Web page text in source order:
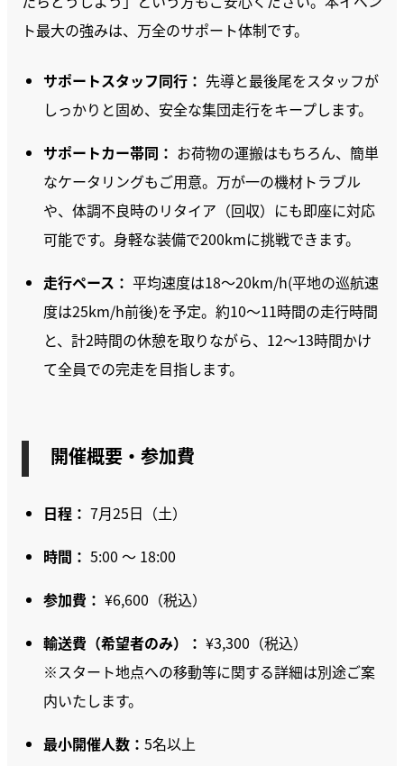
ト最大の強みは、万全のサポート体制です。
サポートスタッフ同行： 先導と最後尾をスタッフが
しっかりと固め、安全な集団走行をキープします。
サポートカー帯同： お荷物の運搬はもちろん、簡単
なケータリングもご用意。万が一の機材トラブル
や、体調不良時のリタイア（回収）にも即座に対応
可能です。身軽な装備で200kmに挑戦できます。
走行ペース： 平均速度は18〜20km/h(平地の巡航速
度は25km/h前後)を予定。約10〜11時間の走行時間
と、計2時間の休憩を取りながら、12〜13時間かけ
て全員での完走を目指します。
開催概要・参加費
日程： 7月25日（土）
時間： 5:00 〜 18:00
参加費： ¥6,600（税込）
輸送費（希望者のみ）： ¥3,300（税込）
※スタート地点への移動等に関する詳細は別途ご案
内いたします。
最小開催人数： 5名以上